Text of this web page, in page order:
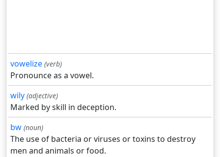
vowelize (verb)
Pronounce as a vowel.
wily (adjective)
Marked by skill in deception.
bw (noun)
The use of bacteria or viruses or toxins to destroy
men and animals or food.